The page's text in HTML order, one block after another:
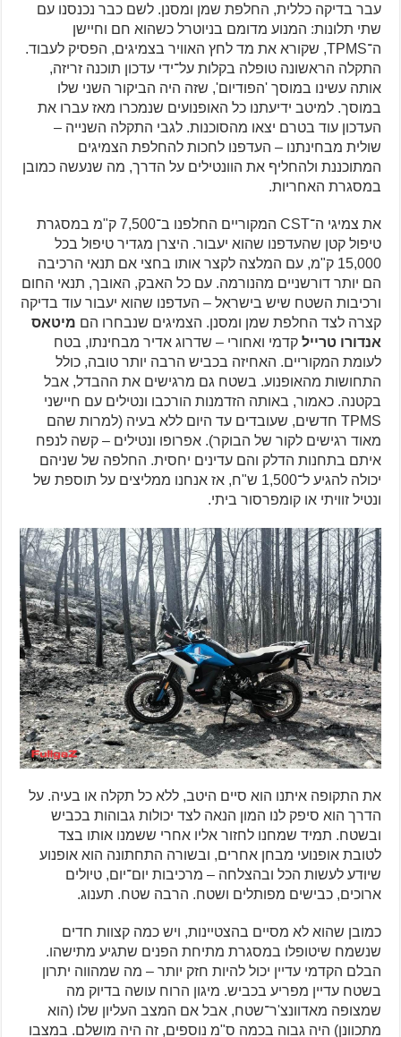
עבר בדיקה כללית, החלפת שמן ומסנן. לשם כבר נכנסנו עם
שתי תלונות: המנוע מדומם בניוטרל כשהוא חם וחיישן
ה־TPMS, שקורא את מד לחץ האוויר בצמיגים, הפסיק לעבוד.
התקלה הראשונה טופלה בקלות על־ידי עדכון תוכנה זריזה,
אותה עשינו במוסך 'הפודיום', שזה היה הביקור השני שלו
במוסך. למיטב ידיעתנו כל האופנועים שנמכרו מאז עברו את
העדכון עוד בטרם יצאו מהסוכנות. לגבי התקלה השנייה –
שולית מבחינתנו – העדפנו לחכות להחלפת הצמיגים
המתוכננת ולהחליף את הוונטילים על הדרך, מה שנעשה כמובן
במסגרת האחריות.
את צמיגי ה־CST המקוריים החלפנו ב־7,500 ק"מ במסגרת
טיפול קטן שהעדפנו שהוא יעבור. היצרן מגדיר טיפול בכל
15,000 ק"מ, עם המלצה לקצר אותו בחצי אם תנאי הרכיבה
הם יותר דורשניים מהנורמה. עם כל האבק, האובך, תנאי החום
ורכיבות השטח שיש בישראל – העדפנו שהוא יעבור עוד בדיקה
קצרה לצד החלפת שמן ומסנן. הצמיגים שנבחרו הם מיטאס
אנדורו טרייל קדמי ואחורי – שדרוג אדיר מבחינתו, בטח
לעומת המקוריים. האחיזה בכביש הרבה יותר טובה, כולל
התחושות מהאופנוע. בשטח גם מרגישים את ההבדל, אבל
בקטנה. כאמור, באותה הזדמנות הורכבו ונטילים עם חיישני
TPMS חדשים, שעובדים עד היום ללא בעיה (למרות שהם
מאוד רגישים לקור של הבוקר). אפרופו ונטילים – קשה לנפח
איתם בתחנות הדלק והם עדינים יחסית. החלפה של שניהם
יכולה להגיע ל־1,500 ש"ח, אז אנחנו ממליצים על תוספת של
ונטיל זוויתי או קומפרסור ביתי.
את התקופה איתנו הוא סיים היטב, ללא כל תקלה או בעיה. על
הדרך הוא סיפק לנו המון הנאה לצד יכולות גבוהות בכביש
ובשטח. תמיד שמחנו לחזור אליו אחרי ששמנו אותו בצד
לטובת אופנועי מבחן אחרים, ובשורה התחתונה הוא אופנוע
שיודע לעשות הכל ובהצלחה – מרכיבות יום־יום, טיולים
ארוכים, כבישים מפותלים ושטח. הרבה שטח. תענוג.
כמובן שהוא לא מסיים בהצטיינות, ויש כמה קצוות חדים
שנשמח שיטופלו במסגרת מתיחת הפנים שתגיע מתישהו.
הבלם הקדמי עדיין יכול להיות חזק יותר – מה שמהווה יתרון
בשטח עדיין מפריע בכביש. מיגון הרוח עושה בדיוק מה
שמצופה מאדוונצ'ר־שטח, אבל אם המצב העליון שלו (הוא
מתכוונן) היה גבוה בכמה ס"מ נוספים, זה היה מושלם. במצבו